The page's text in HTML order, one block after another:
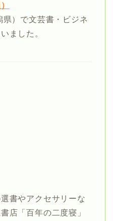
）で文芸書・ビジネ
ました。
書やアクセサリーな
店「百年の二度寝」